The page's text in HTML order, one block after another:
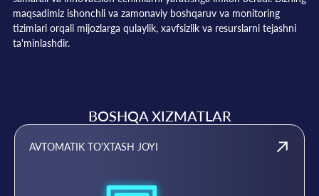
maqsadimiz ishonchli va zamonaviy boshqaruv va monitoring
tizimlari orqali mijozlarga qulaylik, xavfsizlik va resurslarni tejashni
ta'minlashdir.
BOSHQA XIZMATLAR
AVTOMATIK TO'XTASH JOYI